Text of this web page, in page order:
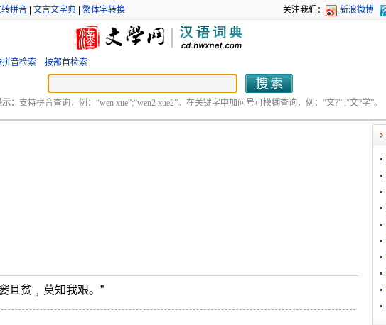
转拼音| 文言文字典| 繁体字转换 关注我们： 新浪微博
拼音检索 按部首检索
： 支持拼音查询，例：“wen xue”;“wen2 xue2”。在关键字中加问号可模糊查询，例：“文?” ;“文?学”。
且贫﹐莫知我艰。”